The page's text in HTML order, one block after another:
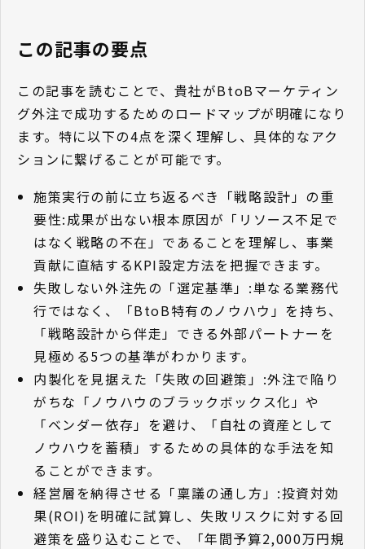
この記事の要点
この記事を読むことで、貴社がBtoBマーケティン
グ外注で成功するためのロードマップが明確になり
ます。特に以下の4点を深く理解し、具体的なアク
ションに繋げることが可能です。
施策実行の前に立ち返るべき「戦略設計」の重
要性:成果が出ない根本原因が「リソース不足で
はなく戦略の不在」であることを理解し、事業
貢献に直結するKPI設定方法を把握できます。
失敗しない外注先の「選定基準」:単なる業務代
行ではなく、「BtoB特有のノウハウ」を持ち、
「戦略設計から伴走」できる外部パートナーを
見極める5つの基準がわかります。
内製化を見据えた「失敗の回避策」:外注で陥り
がちな「ノウハウのブラックボックス化」や
「ベンダー依存」を避け、「自社の資産として
ノウハウを蓄積」するための具体的な手法を知
ることができます。
経営層を納得させる「稟議の通し方」:投資対効
果(ROI)を明確に試算し、失敗リスクに対する回
避策を盛り込むことで、「年間予算2,000万円規